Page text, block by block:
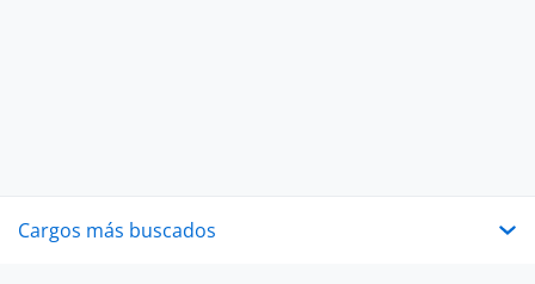
Cargos más buscados